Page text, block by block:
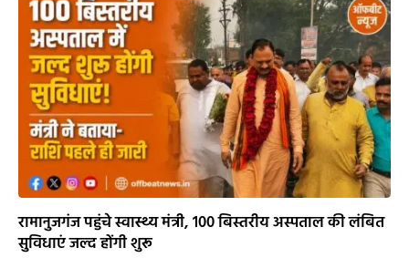
रामानुजगंज पहुंचे स्वास्थ्य मंत्री, 100 बिस्तरीय अस्पताल की लंबित
सुविधाएं जल्द होंगी शुरू